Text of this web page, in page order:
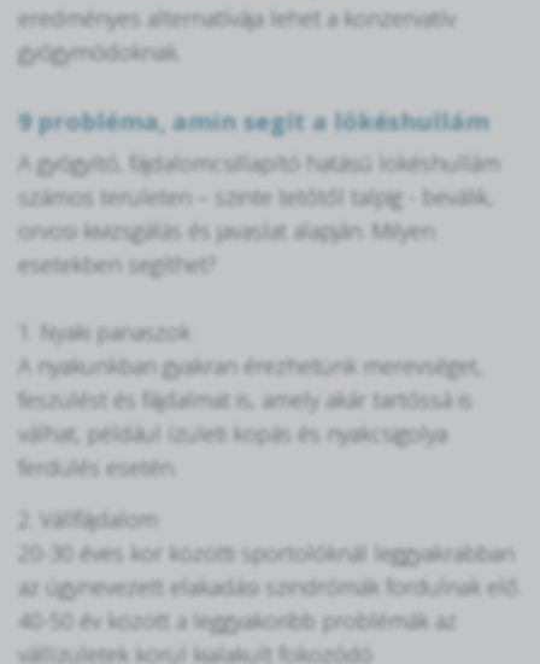
eredményes alternatívája lehet a konzervatív
gyógymódoknak.
9 probléma, amin segít a lökéshullám
A gyógyító, fájdalomcsillapító hatású lökéshullám
számos területen – szinte tetőtől talpig - beválik,
orvosi kivizsgálás és javaslat alapján. Milyen
esetekben segíthet?
1. Nyaki panaszok
A nyakunkban gyakran érezhetünk merevséget,
feszülést és fájdalmat is, amely akár tartóssá is
válhat, például ízületi kopás és nyakcsigolya
ferdülés esetén.
2. Vállfájdalom
20-30 éves kor közötti sportolóknál leggyakrabban
az úgynevezett elakadási szindrómák fordulnak elő.
40-50 év között a leggyakoribb problémák az
vállízületek körül kialakult fokozódó